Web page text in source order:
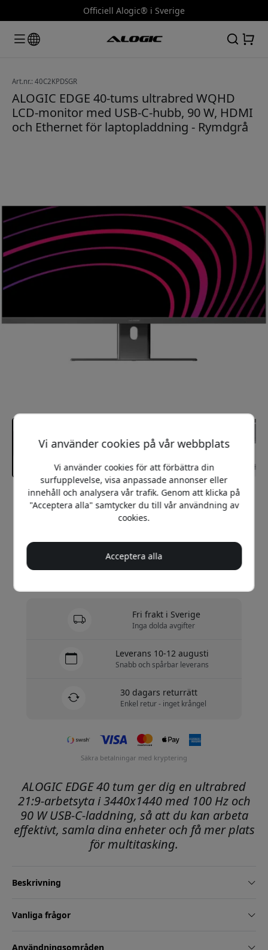
Officiell Alogic® i Sverige
Art.nr.: 40C2KPDSGR
ALOGIC EDGE 40-tums ultrabred WQHD
LCD-monitor med USB-C-hubb, 90 W, HDMI
och Ethernet för laptopladdning - Rymdgrå
Rekommenderat pris
11 499 SEK
Köp nu
Fri frakt i Sverige
Inga dolda avgifter
Leverans 10-12 augusti
Snabb och spårbar leverans
30 dagars returrätt
Enkel retur - inget krångel
Säkra betalningar med kryptering
ALOGIC EDGE 40 tum ger dig en ultrabred
21:9-arbetsyta i 3440x1440 med 100 Hz och
90 W USB-C-laddning, så att du kan arbeta
effektivt, samla dina enheter och få mer plats
för multitasking.
Beskrivning
Vanliga frågor
Användningsområden
Vi använder cookies på vår webbplats
Vi använder cookies för att förbättra din
surfupplevelse, visa anpassade annonser eller
innehåll och analysera vår trafik. Genom att klicka på
"Acceptera alla" samtycker du till vår användning av
cookies.
Acceptera alla